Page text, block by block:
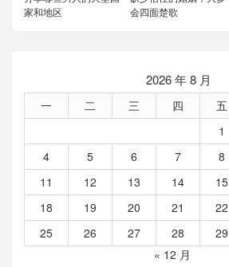
家和地区
会四面楚歌
2026 年 8 月
一 二 三 四 五
1
4
5 6 7 8
11
12 13 14 15
18
19 20 21 22
25
26 27 28 29
« 12 月